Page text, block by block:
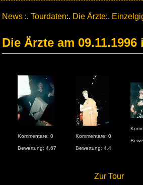
News :. Tourdaten:. Die Ärzte:.
Die Ärzte am
Kommentare: 0
Bewertung: 4.67
Kommentare: 0
Bewertung: 4.4
Zur Tour